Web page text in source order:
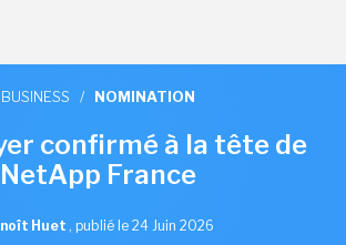
BUSINESS / NOMINATION
confirmé à la tête de
NetApp France
Huet , publié le 24 Juin 2026